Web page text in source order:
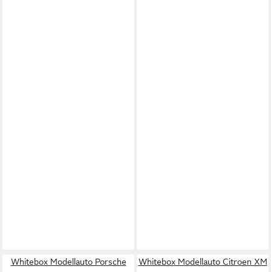
Whitebox Modellauto Porsche
Whitebox Modellauto Citroen XM